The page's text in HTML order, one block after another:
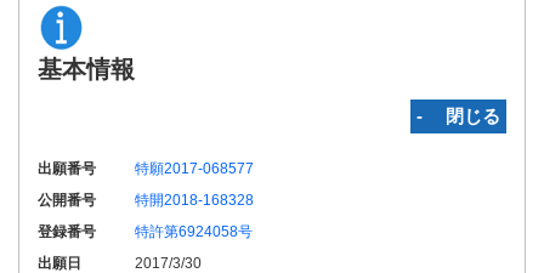
基本情報
‐ 閉じる
出願番号
特願2017-068577
公開番号
特開2018-168328
登録番号
特許第6924058号
出願日
2017/3/30